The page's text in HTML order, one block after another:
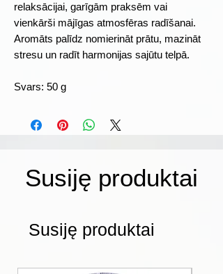
relaksācijai, garīgām praksēm vai
vienkārši mājīgas atmosfēras radīšanai.
Aromāts palīdz nomierināt prātu, mazināt
stresu un radīt harmonijas sajūtu telpā.
Svars: 50 g
Susiję produktai
Susiję produktai